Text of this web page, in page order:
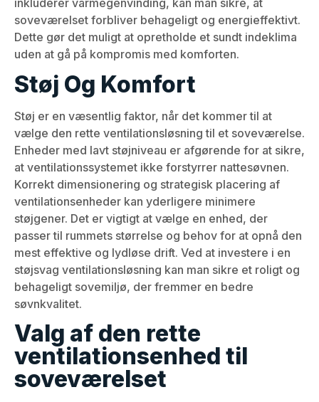
inkluderer varmegenvinding, kan man sikre, at
soveværelset forbliver behageligt og energieffektivt.
Dette gør det muligt at opretholde et sundt indeklima
uden at gå på kompromis med komforten.
Støj Og Komfort
Støj er en væsentlig faktor, når det kommer til at
vælge den rette ventilationsløsning til et soveværelse.
Enheder med lavt støjniveau er afgørende for at sikre,
at ventilationssystemet ikke forstyrrer nattesøvnen.
Korrekt dimensionering og strategisk placering af
ventilationsenheder kan yderligere minimere
støjgener. Det er vigtigt at vælge en enhed, der
passer til rummets størrelse og behov for at opnå den
mest effektive og lydløse drift. Ved at investere i en
støjsvag ventilationsløsning kan man sikre et roligt og
behageligt sovemiljø, der fremmer en bedre
søvnkvalitet.
Valg af den rette
ventilationsenhed til
soveværelset